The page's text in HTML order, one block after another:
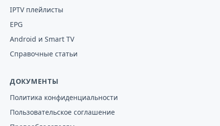
IPTV плейлисты
EPG
Android и Smart TV
Справочные статьи
ДОКУМЕНТЫ
Политика конфиденциальности
Пользовательское соглашение